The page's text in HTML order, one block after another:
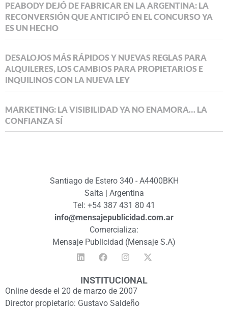
PEABODY DEJÓ DE FABRICAR EN LA ARGENTINA: LA
RECONVERSIÓN QUE ANTICIPÓ EN EL CONCURSO YA
ES UN HECHO
DESALOJOS MÁS RÁPIDOS Y NUEVAS REGLAS PARA
ALQUILERES, LOS CAMBIOS PARA PROPIETARIOS E
INQUILINOS CON LA NUEVA LEY
MARKETING: LA VISIBILIDAD YA NO ENAMORA… LA
CONFIANZA SÍ
Santiago de Estero 340 - A4400BKH
Salta | Argentina
Tel: +54 387 431 80 41
info@mensajepublicidad.com.ar
Comercializa:
Mensaje Publicidad (Mensaje S.A)
INSTITUCIONAL
Online desde el 20 de marzo de 2007
Director propietario: Gustavo Saldeño